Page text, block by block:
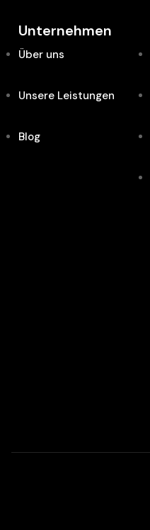
Unternehmen
Über uns
Unsere Leistungen
Blog